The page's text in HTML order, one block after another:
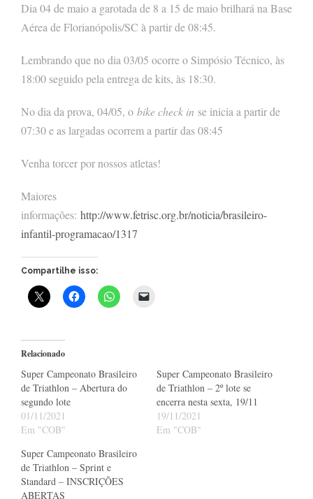
Dia 04 de maio a garotada de 8 a 15 de maio brilhará na Base
Aérea de Florianópolis/SC à partir de 08:45.
Lembrando que no dia 03/05 ocorre o Simpósio Técnico, às
18:00 seguido pela entrega de kits, às 18:30.
No dia da prova, 04/05, o bike check in se inicia a partir de
07:30 e as largadas ocorrem a partir das 08:45
Venha torcer por nossos atletas!
Maiores
informações: http://www.fetrisc.org.br/noticia/brasileiro-
infantil-programacao/1317
Compartilhe isso:
Relacionado
Super Campeonato Brasileiro
de Triathlon – Abertura do
segundo lote
01/11/2021
Em "COB"
Super Campeonato Brasileiro
de Triathlon – 2º lote se
encerra nesta sexta, 19/11
19/11/2021
Em "COB"
Super Campeonato Brasileiro
de Triathlon – Sprint e
Standard – INSCRIÇÕES
ABERTAS